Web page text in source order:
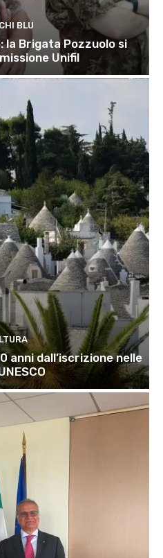
BLU
la Brigata Pozzuolo si
Unifil
anni dall’iscrizione nelle